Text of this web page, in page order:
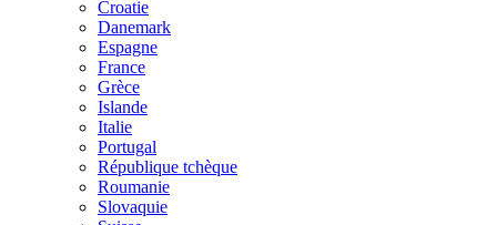
Croatie
Danemark
Espagne
France
Grèce
Islande
Italie
Portugal
République tchèque
Roumanie
Slovaquie